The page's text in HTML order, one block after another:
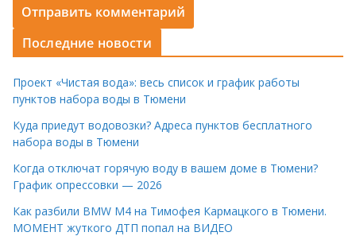
Последние новости
Проект «Чистая вода»: весь список и график работы
пунктов набора воды в Тюмени
Куда приедут водовозки? Адреса пунктов бесплатного
набора воды в Тюмени
Когда отключат горячую воду в вашем доме в Тюмени?
График опрессовки — 2026
Как разбили BMW M4 на Тимофея Кармацкого в Тюмени.
МОМЕНТ жуткого ДТП попал на ВИДЕО